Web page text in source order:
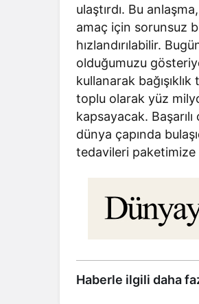
ulaştırdı. Bu
amaç için sorunsuz
hızlandırılabilir.
olduğumuzu
kullanarak
toplu olarak yüz
kapsayacak.
dünya çapında
tedavileri paketimize
Haberle ilgili daha